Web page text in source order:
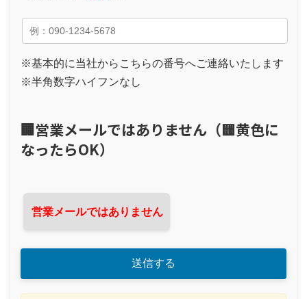
※基本的に当社からこちらの番号へご連絡いたします
※半角数字ハイフンなし
🏢営業メールではありません（🟨黄色に
なったらOK）
営業メールではありません